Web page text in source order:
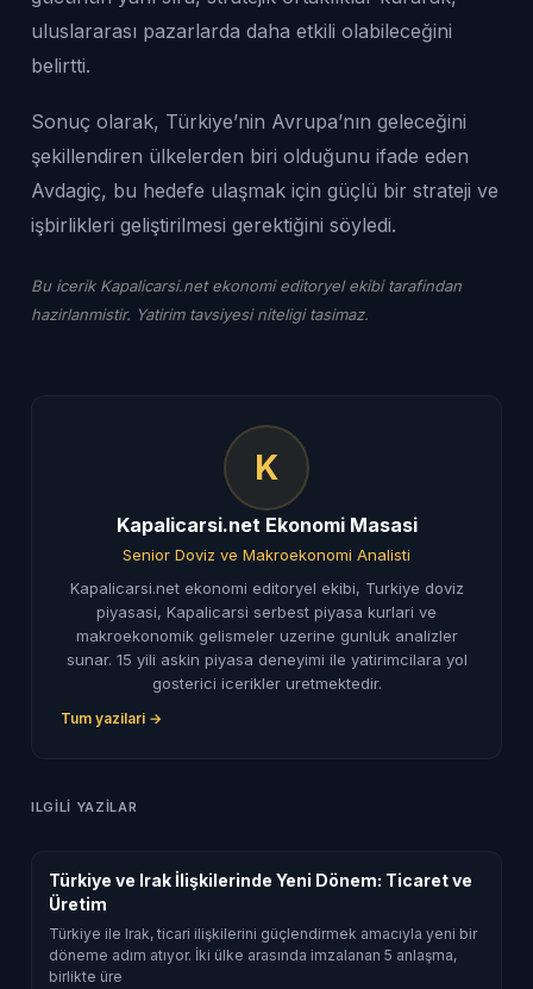
uluslararası pazarlarda daha etkili olabileceğini
belirtti.
Sonuç olarak, Türkiye’nin Avrupa’nın geleceğini
şekillendiren ülkelerden biri olduğunu ifade eden
Avdagiç, bu hedefe ulaşmak için güçlü bir strateji ve
işbirlikleri geliştirilmesi gerektiğini söyledi.
Bu icerik Kapalicarsi.net ekonomi editoryel ekibi tarafindan
hazirlanmistir. Yatirim tavsiyesi niteligi tasimaz.
K
Kapalicarsi.net Ekonomi Masasi
Senior Doviz ve Makroekonomi Analisti
Kapalicarsi.net ekonomi editoryel ekibi, Turkiye doviz
piyasasi, Kapalicarsi serbest piyasa kurlari ve
makroekonomik gelismeler uzerine gunluk analizler
sunar. 15 yili askin piyasa deneyimi ile yatirimcilara yol
gosterici icerikler uretmektedir.
Tum yazilari →
ILGILI YAZILAR
Türkiye ve Irak İlişkilerinde Yeni Dönem: Ticaret ve
Üretim
Türkiye ile Irak, ticari ilişkilerini güçlendirmek amacıyla yeni bir
döneme adım atıyor. İki ülke arasında imzalanan 5 anlaşma,
birlikte üre